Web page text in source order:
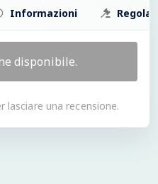
Informazioni
disponibile.
lasciare una recensione.